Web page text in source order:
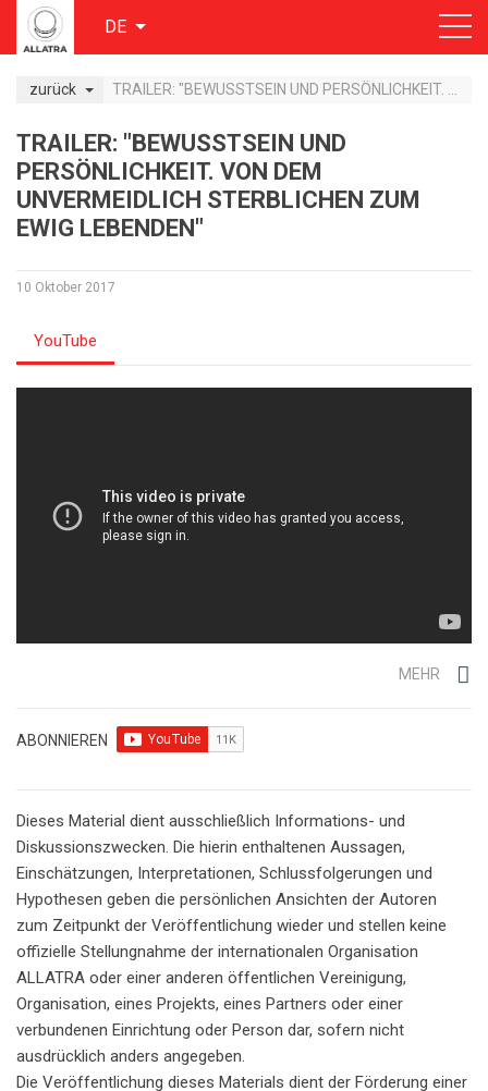
DE
zurück
TRAILER: "BEWUSSTSEIN UND
PERSÖNLICHKEIT. VON DEM
UNVERMEIDLICH STERBLICHEN ZUM
EWIG LEBENDEN"
10 Oktober 2017
YouTube
MEHR
ABONNIEREN
Dieses Material dient ausschließlich Informations- und
Diskussionszwecken. Die hierin enthaltenen Aussagen,
Einschätzungen, Interpretationen, Schlussfolgerungen und
Hypothesen geben die persönlichen Ansichten der Autoren
zum Zeitpunkt der Veröffentlichung wieder und stellen keine
offizielle Stellungnahme der internationalen Organisation
ALLATRA oder einer anderen öffentlichen Vereinigung,
Organisation, eines Projekts, eines Partners oder einer
verbundenen Einrichtung oder Person dar, sofern nicht
ausdrücklich anders angegeben.
Die Veröffentlichung dieses Materials dient der Förderung einer